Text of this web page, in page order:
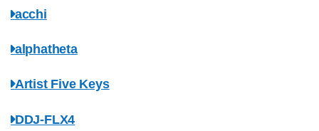
acchi
alphatheta
Artist Five Keys
DDJ-FLX4